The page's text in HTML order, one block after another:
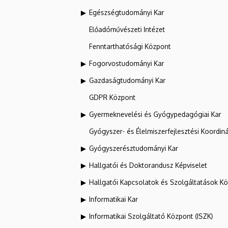
Egészségtudományi Kar
Előadóművészeti Intézet
Fenntarthatósági Központ
Fogorvostudományi Kar
Gazdaságtudományi Kar
GDPR Központ
Gyermeknevelési és Gyógypedagógiai Kar
Gyógyszer- és Élelmiszerfejlesztési
Gyógyszerésztudományi Kar
Hallgatói és Doktorandusz Képviselet
Hallgatói Kapcsolatok és Szolgáltatások
Informatikai Kar
Informatikai Szolgáltató Központ (ISZK)